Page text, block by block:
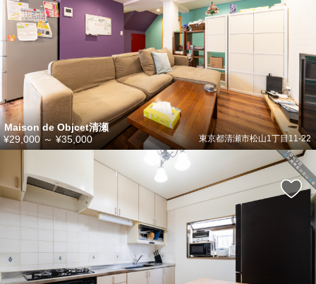
Maison de Objcet清瀬
東京都清瀬市松山1丁目11-22
¥29,000～ ¥35,000